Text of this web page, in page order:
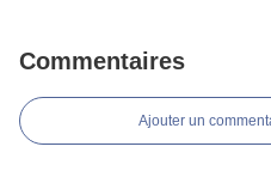
Commentaires
Ajouter un